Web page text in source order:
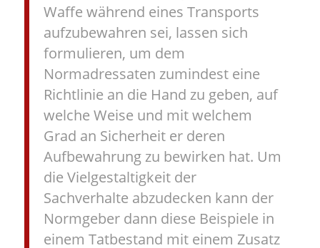
Waffe während eines Transports
aufzubewahren sei, lassen sich
formulieren, um dem
Normadressaten zumindest eine
Richtlinie an die Hand zu geben, auf
welche Weise und mit welchem
Grad an Sicherheit er deren
Aufbewahrung zu bewirken hat. Um
die Vielgestaltigkeit der
Sachverhalte abzudecken kann der
Normgeber dann diese Beispiele in
einem Tatbestand mit einem Zusatz